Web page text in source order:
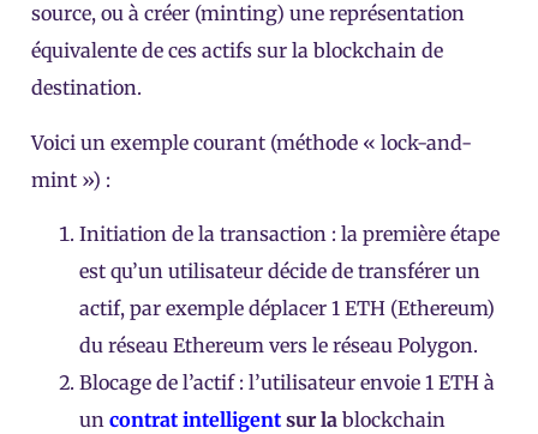
source, ou à créer (minting) une représentation
équivalente de ces actifs sur la blockchain de
destination.
Voici un exemple courant (méthode « lock-and-
mint ») :
Initiation de la transaction : la première étape
est qu’un utilisateur décide de transférer un
actif, par exemple déplacer 1 ETH (Ethereum)
du réseau Ethereum vers le réseau Polygon.
Blocage de l’actif : l’utilisateur envoie 1 ETH à
un contrat intelligent sur la blockchain